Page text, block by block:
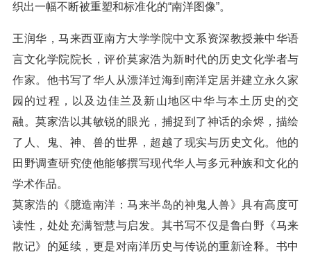
织出一幅不断被重塑和标准化的“南洋图像”。
王润华，马来西亚南方大学学院中文系资深教授兼中华语
言文化学院院长，评价莫家浩为新时代的历史文化学者与
作家。他书写了华人从漂洋过海到南洋定居并建立永久家
园的过程，以及边佳兰及新山地区中华与本土历史的交
融。莫家浩以其敏锐的眼光，捕捉到了神话的余烬，描绘
了人、鬼、神、兽的世界，超越了现实与历史文化。他的
田野调查研究使他能够撰写现代华人与多元种族和文化的
学术作品。
莫家浩的《臆造南洋：马来半岛的神鬼人兽》具有高度可
读性，处处充满智慧与启发。其书写不仅是鲁白野《马来
散记》的延续，更是对南洋历史与传说的重新诠释。书中